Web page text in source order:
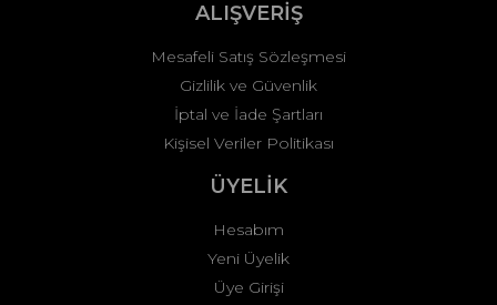
ALIŞVERİŞ
Mesafeli Satış Sözleşmesi
Gizlilik ve Güvenlik
İptal ve İade Şartları
Kişisel Veriler Politikası
ÜYELİK
Hesabım
Yeni Üyelik
Üye Girişi